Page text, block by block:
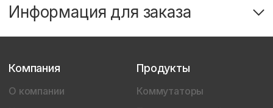
Информация для заказа
Компания
О компании
Продукты
Коммутаторы